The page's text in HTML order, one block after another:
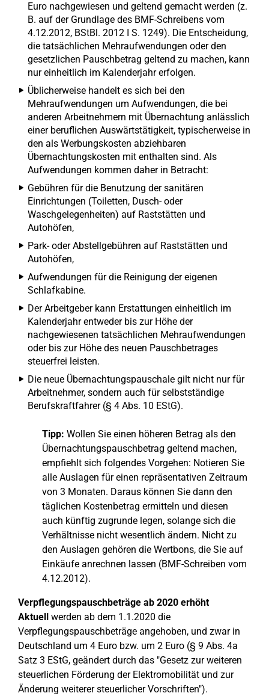
Euro nachgewiesen und geltend gemacht werden (z.
B. auf der Grundlage des BMF-Schreibens vom
4.12.2012, BStBl. 2012 I S. 1249). Die Entscheidung,
die tatsächlichen Mehraufwendungen oder den
gesetzlichen Pauschbetrag geltend zu machen, kann
nur einheitlich im Kalenderjahr erfolgen.
Üblicherweise handelt es sich bei den
Mehraufwendungen um Aufwendungen, die bei
anderen Arbeitnehmern mit Übernachtung anlässlich
einer beruflichen Auswärtstätigkeit, typischerweise in
den als Werbungskosten abziehbaren
Übernachtungskosten mit enthalten sind. Als
Aufwendungen kommen daher in Betracht:
Gebühren für die Benutzung der sanitären
Einrichtungen (Toiletten, Dusch- oder
Waschgelegenheiten) auf Raststätten und
Autohöfen,
Park- oder Abstellgebühren auf Raststätten und
Autohöfen,
Aufwendungen für die Reinigung der eigenen
Schlafkabine.
Der Arbeitgeber kann Erstattungen einheitlich im
Kalenderjahr entweder bis zur Höhe der
nachgewiesenen tatsächlichen Mehraufwendungen
oder bis zur Höhe des neuen Pauschbetrages
steuerfrei leisten.
Die neue Übernachtungspauschale gilt nicht nur für
Arbeitnehmer, sondern auch für selbstständige
Berufskraftfahrer (§ 4 Abs. 10 EStG).
Tipp: Wollen Sie einen höheren Betrag als den
Übernachtungspauschbetrag geltend machen,
empfiehlt sich folgendes Vorgehen: Notieren Sie
alle Auslagen für einen repräsentativen Zeitraum
von 3 Monaten. Daraus können Sie dann den
täglichen Kostenbetrag ermitteln und diesen
auch künftig zugrunde legen, solange sich die
Verhältnisse nicht wesentlich ändern. Nicht zu
den Auslagen gehören die Wertbons, die Sie auf
Einkäufe anrechnen lassen (BMF-Schreiben vom
4.12.2012).
Verpflegungspauschbeträge ab 2020 erhöht
Aktuell
werden ab dem 1.1.2020 die
Verpflegungspauschbeträge angehoben, und zwar in
Deutschland um 4 Euro bzw. um 2 Euro (§ 9 Abs. 4a
Satz 3 EStG, geändert durch das "Gesetz zur weiteren
steuerlichen Förderung der Elektromobilität und zur
Änderung weiterer steuerlicher Vorschriften").